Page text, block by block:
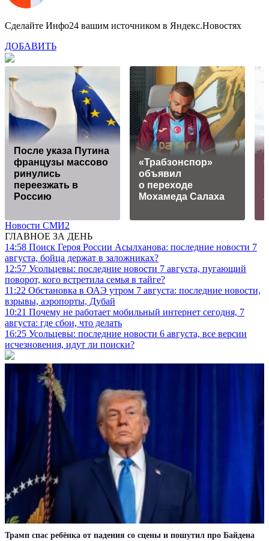
Сделайте Инфо24 вашим источником в Яндекс.Новостях
ДОБАВИТЬ
После указа Путина
французы массово
ринулись
переезжать в
Россию
«Трабзонспор»
объявил
о переходе
Мохамеда Салаха
Новости СМИ2
ГЛАВНОЕ ЗА ДЕНЬ
14:58 Поиск Героя России Асылханова: последние новости 7
августа, бойца держат в заложниках?
12:57 Усольцевы: последние новости 7 августа, пугающий
поворот, кого встретила семья в тайге?
11:22 Обстановка в ОАЭ утром 7 августа: последние новости,
взрывы, аэропорты, Дубай
10:21 Почему не работает мобильный интернет сегодня, 7
августа: где сбои, что делать
16:25 Усольцевы: последние новости 6 августа, все версии
исчезновения, идут ли поиски?
Трамп спас ребёнка от падения со сцены и пошутил про Байдена